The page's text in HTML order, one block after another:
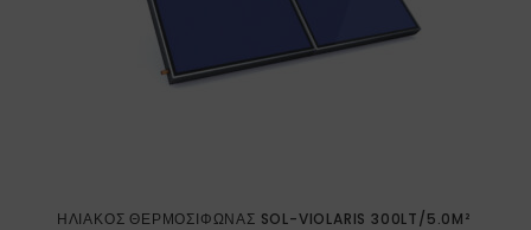
ΗΛΙΑΚΌΣ ΘΕΡΜΟΣΊΦΩΝΑΣ SOL-VIOLARIS 300LT/5.0M²